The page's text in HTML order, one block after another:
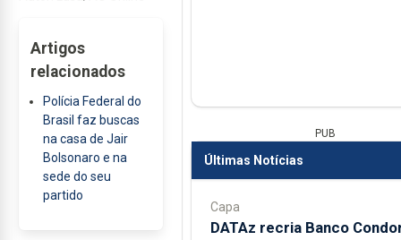
Artigos
relacionados
Polícia Federal do
Brasil faz buscas
na casa de Jair
Bolsonaro e na
sede do seu
partido
PUB
Últimas Notícias
Capa
DATAz recria Banco